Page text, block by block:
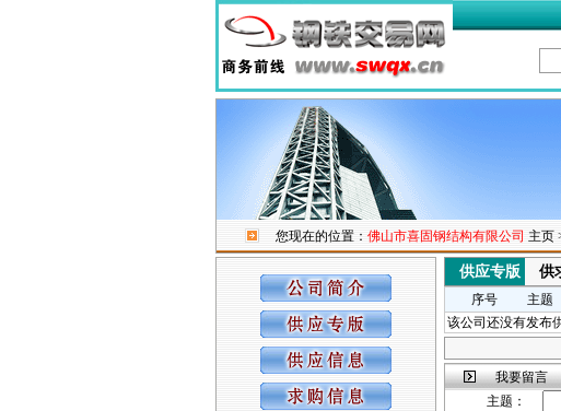
您现在的位置： 佛山市喜固钢结构有限公司 主页
供应专版 供
序号 主题
该公司还没有发布
我要留言
主题：